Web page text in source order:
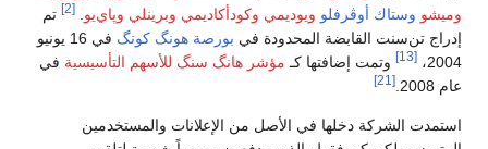
وميشو وستاك أوڤرفلو ويوديمي وكودأكاديمي وبرينلي وپاي‌يو [2]
تم
إدراج تن‌سنت القابضة المحدودة في بورصة هونگ كونگ
في 16 يونيو
2004،
[13] وتمت إضافتها كـ مؤشر هانگ سنگ للأسهم التأسيسية في
عام 2008.
[21]
استمدت الشركة دخلها في الأصل من الإعلانات والمستخدمين